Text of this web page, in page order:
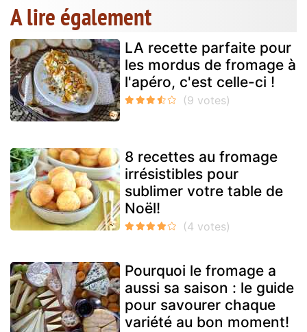
A lire également
LA recette parfaite pour
les mordus de fromage à
l'apéro, c'est celle-ci !
8 recettes au fromage
irrésistibles pour
sublimer votre table de
Noël!
Pourquoi le fromage a
aussi sa saison : le guide
pour savourer chaque
variété au bon moment!